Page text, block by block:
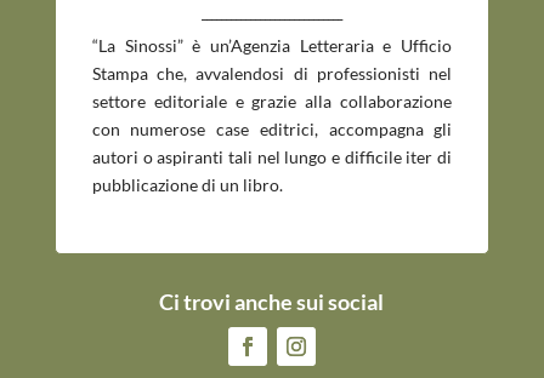
“La Sinossi” è un’Agenzia Letteraria e Ufficio
Stampa che, avvalendosi di professionisti nel
settore editoriale e grazie alla collaborazione
con numerose case editrici, accompagna gli
autori o aspiranti tali nel lungo e difficile iter di
pubblicazione di un libro.
Ci trovi anche sui social